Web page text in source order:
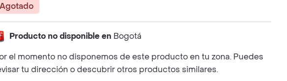
Agotado
Producto no disponible en Bogotá
el momento no disponemos de este producto en tu zona. Puedes
tu dirección o descubrir otros productos similares.